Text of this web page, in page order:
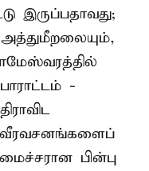
இருப்பதாவது;
-
வீரவசனங்களைப்
பின்பு